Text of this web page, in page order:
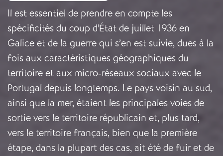
Il est essentiel de prendre en compte les
spécificités du coup d'État de juillet 1936 en
Galice et de la guerre qui s’en est suivie, dues à la
fois aux caractéristiques géographiques du
territoire et aux micro-réseaux sociaux avec le
Portugal depuis longtemps. Le pays voisin au sud,
ainsi que la mer, étaient les principales voies de
sortie vers le territoire républicain et, plus tard,
vers le territoire français, bien que la première
étape, dans la plupart des cas, ait été de fuir et de